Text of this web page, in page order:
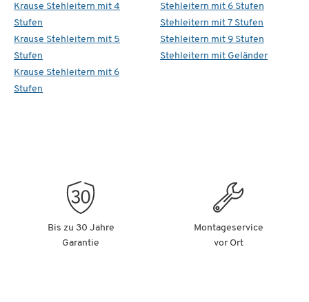
Krause Stehleitern mit 4
Stufen
Krause Stehleitern mit 5
Stufen
Krause Stehleitern mit 6
Stufen
Stehleitern mit 6 Stufen
Stehleitern mit 7 Stufen
Stehleitern mit 9 Stufen
Stehleitern mit Geländer
Bis zu 30 Jahre
Garantie
Montageservice
vor Ort